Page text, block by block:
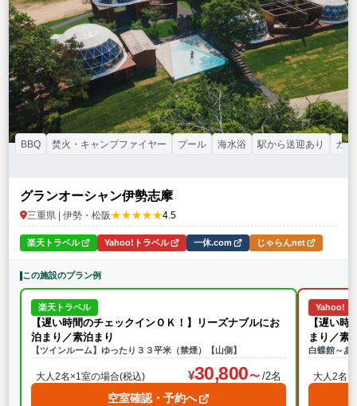
グランオーシャン伊勢志摩
三重県 | 伊勢・松阪★★★★★4.5
BBQ 焚火・キャンプファイヤー プール 海水浴 駅から送迎あり カッ
楽天トラベル Yahoo!トラベル 一休.com じゃらんnet
この施設のプラン例
楽天トラベル
【遅い時間のチェックインＯＫ！】リーズナブルにお
泊まり／素泊まり
【ツインルーム】ゆったり３３平米（禁煙）【山側】
大人2名×1室の場合(税込) 30,800 /2名
空室確認・予約へ
Yahoo!ト
【遅い
まり／素
白蝶館～あ
大人2名